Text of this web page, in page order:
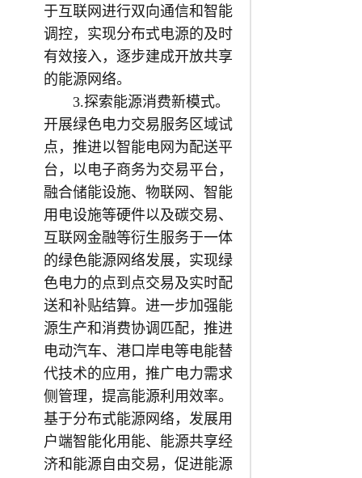
于互联网进行双向通信和智能
调控，实现分布式电源的及时
有效接入，逐步建成开放共享
的能源网络。
3.探索能源消费新模式。
开展绿色电力交易服务区域试
点，推进以智能电网为配送平
台，以电子商务为交易平台，
融合储能设施、物联网、智能
用电设施等硬件以及碳交易、
互联网金融等衍生服务于一体
的绿色能源网络发展，实现绿
色电力的点到点交易及实时配
送和补贴结算。进一步加强能
源生产和消费协调匹配，推进
电动汽车、港口岸电等电能替
代技术的应用，推广电力需求
侧管理，提高能源利用效率。
基于分布式能源网络，发展用
户端智能化用能、能源共享经
济和能源自由交易，促进能源